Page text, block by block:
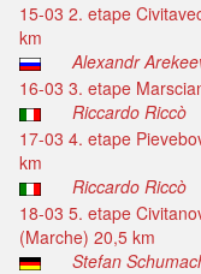
15-03 2. etape
km
Alexandr
16-03 3. etape
Riccardo Riccò
17-03 4. etape
km
Riccardo Riccò
18-03 5. etape
(Marche) 20,5 km
Stefan